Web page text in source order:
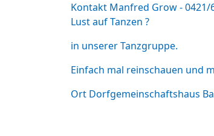
Kontakt Manfred Grow - 0421/
Lust auf Tanzen ?
in unserer Tanzgruppe.
Einfach mal reinschauen und
Ort Dorfgemeinschaftshaus